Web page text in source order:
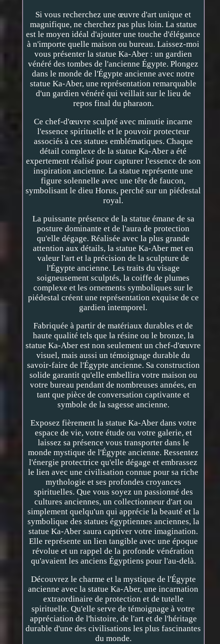
Si vous recherchez une œuvre d'art unique et
magnifique, ne cherchez pas plus loin. La statue
est le moyen idéal d'ajouter une touche d'élégance
à n'importe quelle maison ou bureau. Laissez-moi
vous présenter la statue Ka-Aber : un gardien
vénéré des tombes de l'ancienne Égypte. Plongez
dans le monde de l'Égypte ancienne avec notre
statue Ka-Aber, une représentation remarquable
d'un gardien vénéré qui veillait sur le lieu de
repos final du pharaon.
Ce chef-d'œuvre sculpté avec minutie incarne
l'essence spirituelle et le pouvoir protecteur
associés à ces statues emblématiques. Chaque
détail complexe de la statue Ka-Aber a été
expertement réalisé pour capturer l'essence de son
inspiration ancienne. La statue représente une
figure solennelle avec une tête de faucon,
symbolisant le dieu Horus, perché sur un piédestal
royal.
La puissante présence de la statue émane de sa
posture dominante et de l'aura de protection
qu'elle dégage. Réalisée avec la plus grande
attention aux détails, la statue Ka-Aber met en
valeur l'art et la précision de la sculpture de
l'Égypte ancienne. Les traits du visage
soigneusement sculptés, la coiffe de plumes
complexe et les ornements symboliques sur le
piédestal créent une représentation exquise de ce
gardien intemporel.
Fabriquée à partir de matériaux durables et de
haute qualité tels que la résine ou le bronze, la
statue Ka-Aber est non seulement un chef-d'œuvre
visuel, mais aussi un témoignage durable du
savoir-faire de l'Égypte ancienne. Sa construction
solide garantit qu'elle embellira votre maison ou
votre bureau pendant de nombreuses années, en
tant que pièce de conversation captivante et
symbole de la sagesse ancienne.
Exposez fièrement la statue Ka-Aber dans votre
espace de vie, votre étude ou votre galerie, et
laissez sa présence vous transporter dans le
monde mystique de l'Égypte ancienne. Ressentez
l'énergie protectrice qu'elle dégage et embrassez
le lien avec une civilisation connue pour sa riche
mythologie et ses profondes croyances
spirituelles. Que vous soyez un passionné des
cultures anciennes, un collectionneur d'art ou
simplement quelqu'un qui apprécie la beauté et la
symbolique des statues égyptiennes anciennes, la
statue Ka-Aber saura captiver votre imagination.
Elle représente un lien tangible avec une époque
révolue et un rappel de la profonde vénération
qu'avaient les anciens Égyptiens pour l'au-delà.
Découvrez le charme et la mystique de l'Égypte
ancienne avec la statue Ka-Aber, une incarnation
extraordinaire de protection et de tutelle
spirituelle. Qu'elle serve de témoignage à votre
appréciation de l'histoire, de l'art et de l'héritage
durable d'une des civilisations les plus fascinantes
du monde.